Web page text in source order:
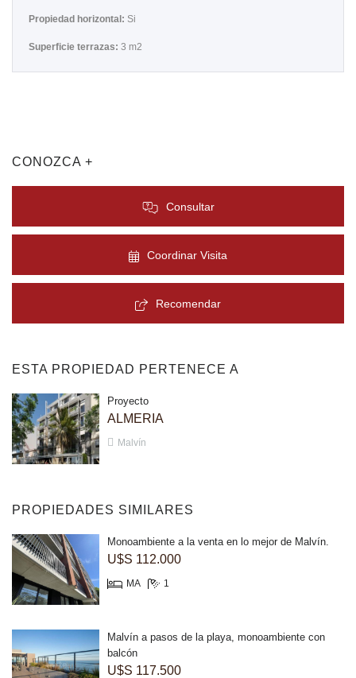
Propiedad horizontal: Si
Superficie terrazas: 3 m2
CONOZCA +
Consultar
Coordinar Visita
Recomendar
ESTA PROPIEDAD PERTENECE A
Proyecto
ALMERIA
Malvín
PROPIEDADES SIMILARES
Monoambiente a la venta en lo mejor de Malvín.
U$S 112.000
MA 1
Malvín a pasos de la playa, monoambiente con
balcón
U$S 117.500